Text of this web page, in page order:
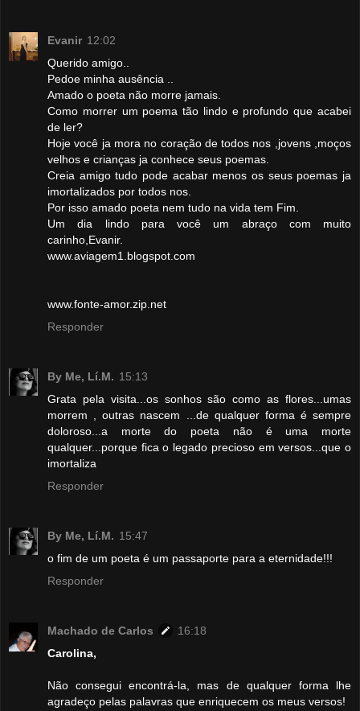
Evanir 12:02
Querido amigo..
Pedoe minha ausência ..
Amado o poeta não morre jamais.
Como morrer um poema tão lindo e profundo que acabei
de ler?
Hoje você ja mora no coração de todos nos ,jovens ,moços
velhos e crianças ja conhece seus poemas.
Creia amigo tudo pode acabar menos os seus poemas ja
imortalizados por todos nos.
Por isso amado poeta nem tudo na vida tem Fim.
Um dia lindo para você um abraço com muito
carinho,Evanir.
www.aviagem1.blogspot.com
www.fonte-amor.zip.net
Responder
By Me, Lí.M. 15:13
Grata pela visita...os sonhos são como as flores...umas
morrem , outras nascem ...de qualquer forma é sempre
doloroso...a morte do poeta não é uma morte
qualquer...porque fica o legado precioso em versos...que o
imortaliza
Responder
By Me, Lí.M. 15:47
o fim de um poeta é um passaporte para a eternidade!!!
Responder
Machado de Carlos
16:18
Carolina,
Não consegui encontrá-la, mas de qualquer forma lhe
agradeço pelas palavras que enriquecem os meus versos!